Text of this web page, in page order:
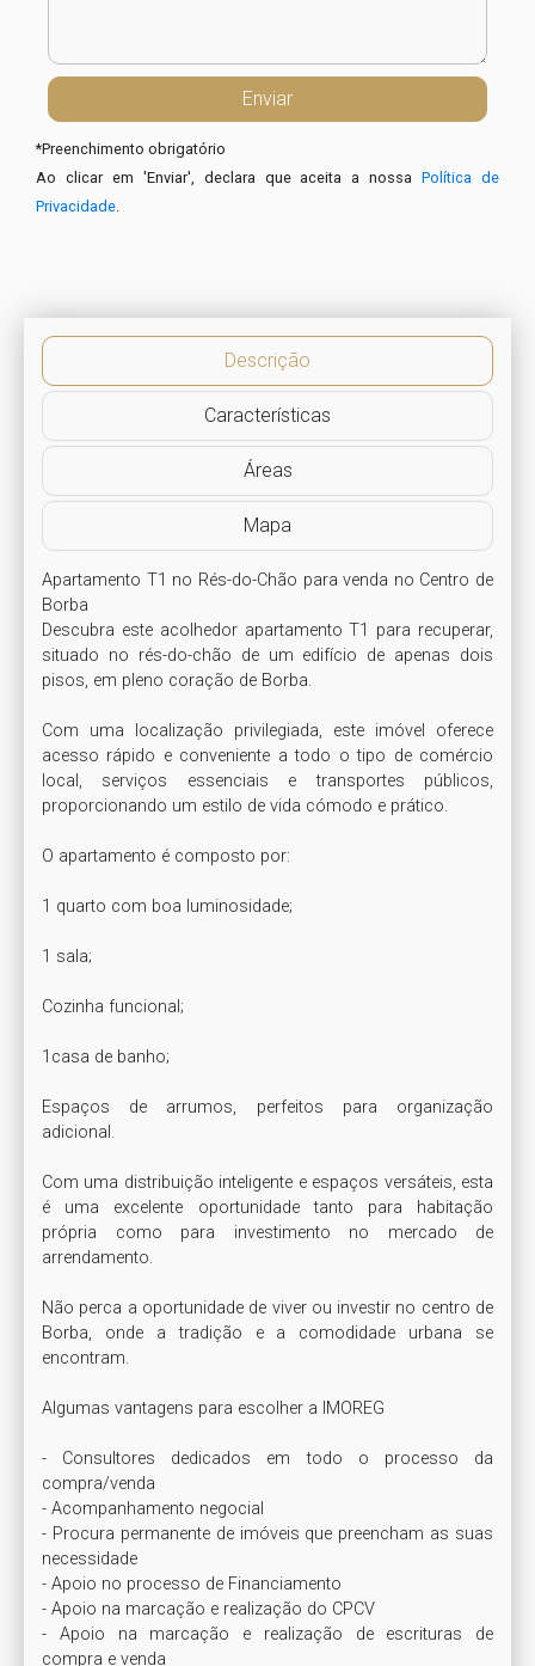
*Preenchimento obrigatório
Ao clicar em 'Enviar', declara que aceita a nossaPolítica de
Privacidade
Descrição
Características
Áreas
Mapa
Apartamento T1 no Rés-do-Chão para venda no Centro de
Borba
Descubra este acolhedor apartamento T1 para recuperar,
situado no rés-do-chão de um edifício de apenas dois
pisos, em pleno coração de Borba.
Com uma localização privilegiada, este imóvel oferece
acesso rápido e conveniente a todo o tipo de comércio
local, serviços essenciais e transportes públicos,
proporcionando um estilo de vida cómodo e prático.
O apartamento é composto por:
1 quarto com boa luminosidade;
1 sala;
Cozinha funcional;
1casa de banho;
Espaços de arrumos, perfeitos para organização
adicional.
Com uma distribuição inteligente e espaços versáteis, esta
é uma excelente oportunidade tanto para habitação
própria como para investimento no mercado de
arrendamento.
Não perca a oportunidade de viver ou investir no centro de
Borba, onde a tradição e a comodidade urbana se
encontram.
Algumas vantagens para escolher a IMOREG
- Consultores dedicados em todo o processo da
compra/venda
- Acompanhamento negocial
- Procura permanente de imóveis que preencham as suas
necessidade
- Apoio no processo de Financiamento
- Apoio na marcação e realização do CPCV
- Apoio na marcação e realização de escrituras de
compra e venda